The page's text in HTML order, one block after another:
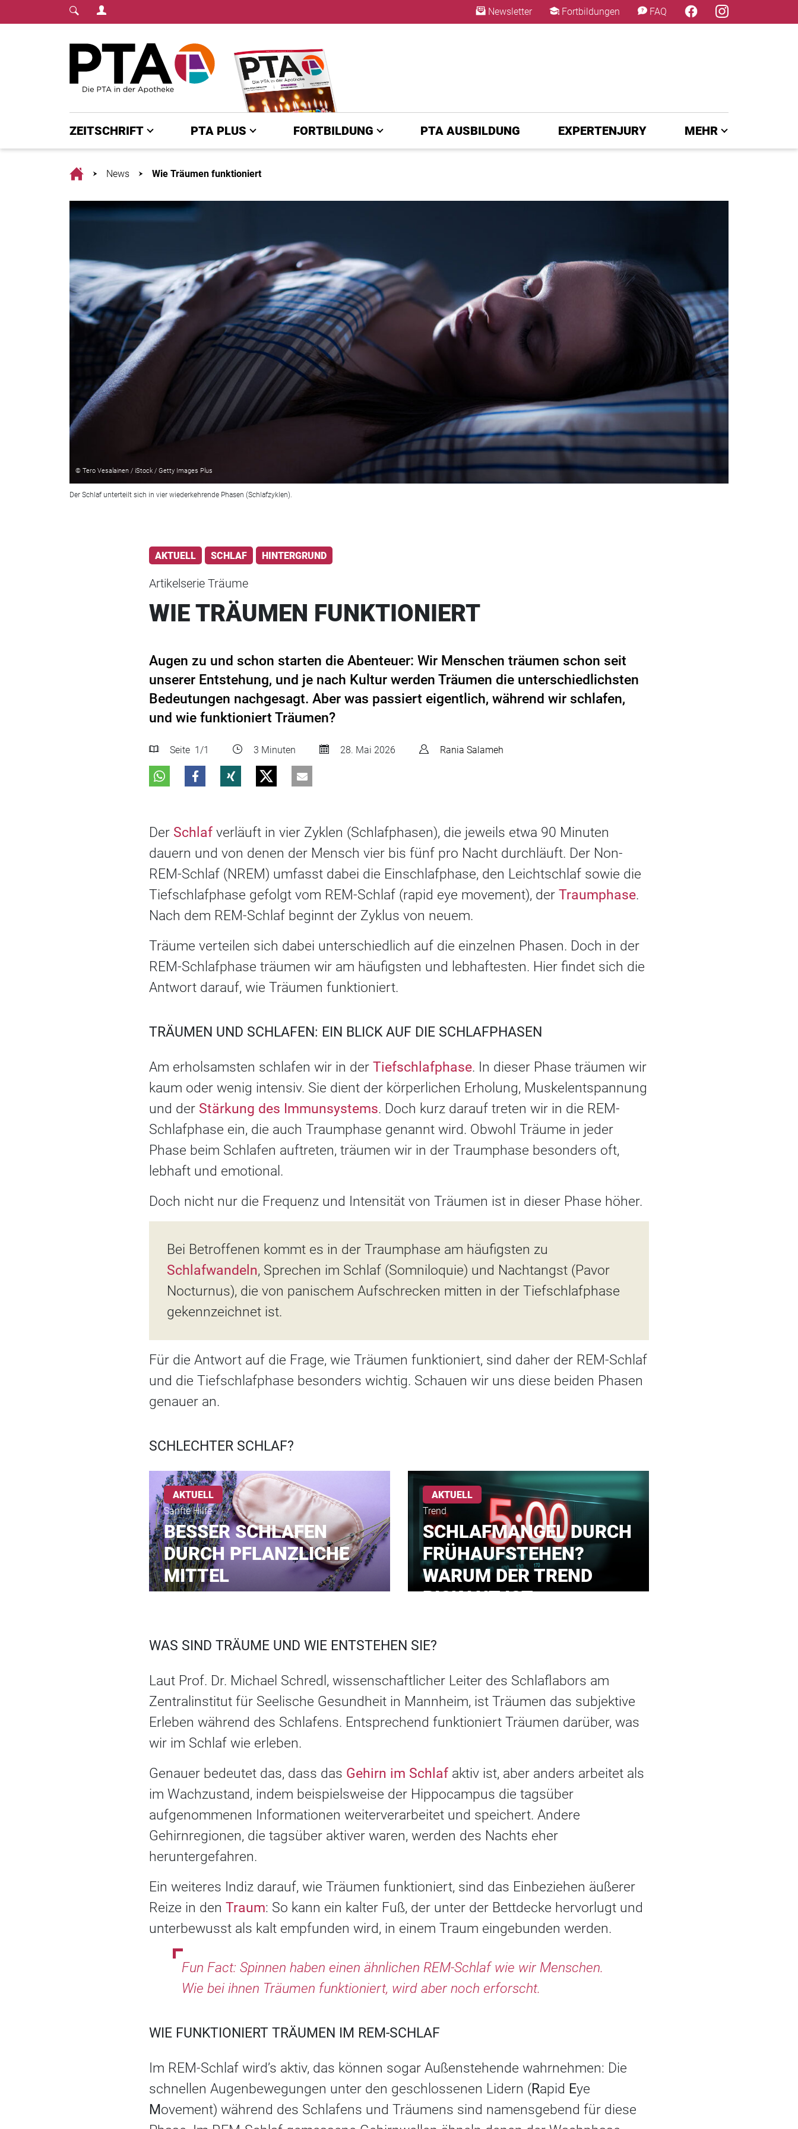
Login Menu Newsletter Fortbildungen FAQ
ZEITSCHRIFT PTA PLUS FORTBILDUNG PTA AUSBILDUNG EXPERTENJURY MEHR
HomeNews Wie Träumen funktioniert
© Tero Vesalainen / iStock / Getty Images Plus
Der Schlaf unterteilt sich in vier wiederkehrende Phasen (Schlafzyklen).
AKTUELL SCHLAF HINTERGRUND
Artikelserie Träume
WIE TRÄUMEN FUNKTIONIERT
Augen zu und schon starten die Abenteuer: Wir Menschen träumen schon seit
unserer Entstehung, und je nach Kultur werden Träumen die unterschiedlichsten
Bedeutungen nachgesagt. Aber was passiert eigentlich, während wir schlafen,
und wie funktioniert Träumen?
Seite 1 /1 3 Minuten 28. Mai 2026 Rania Salameh
Der Schlaf verläuft in vier Zyklen (Schlafphasen), die jeweils etwa 90 Minuten
dauern und von denen der Mensch vier bis fünf pro Nacht durchläuft. Der Non-
REM-Schlaf (NREM) umfasst dabei die Einschlafphase, den Leichtschlaf sowie die
Tiefschlafphase gefolgt vom REM-Schlaf (rapid eye movement), der Traumphase.
Nach dem REM-Schlaf beginnt der Zyklus von neuem.
Träume verteilen sich dabei unterschiedlich auf die einzelnen Phasen. Doch in der
REM-Schlafphase träumen wir am häufigsten und lebhaftesten. Hier findet sich die
Antwort darauf, wie Träumen funktioniert.
TRÄUMEN UND SCHLAFEN: EIN BLICK AUF DIE SCHLAFPHASEN
Am erholsamsten schlafen wir in der Tiefschlafphase. In dieser Phase träumen wir
kaum oder wenig intensiv. Sie dient der körperlichen Erholung, Muskelentspannung
und der Stärkung des Immunsystems. Doch kurz darauf treten wir in die REM-
Schlafphase ein, die auch Traumphase genannt wird. Obwohl Träume in jeder
Phase beim Schlafen auftreten, träumen wir in der Traumphase besonders oft,
lebhaft und emotional.
Doch nicht nur die Frequenz und Intensität von Träumen ist in dieser Phase höher.
Bei Betroffenen kommt es in der Traumphase am häufigsten zu
Schlafwandeln, Sprechen im Schlaf (Somniloquie) und Nachtangst (Pavor
Nocturnus), die von panischem Aufschrecken mitten in der Tiefschlafphase
gekennzeichnet ist.
Für die Antwort auf die Frage, wie Träumen funktioniert, sind daher der REM-Schlaf
und die Tiefschlafphase besonders wichtig. Schauen wir uns diese beiden Phasen
genauer an.
SCHLECHTER SCHLAF?
AKTUELL
Sanfte Hilfe
BESSER SCHLAFEN
DURCH PFLANZLICHE
MITTEL
AKTUELL
Trend
SCHLAFMANGEL DURCH
FRÜHAUFSTEHEN?
WARUM DER TREND
RISKANT IST
WAS SIND TRÄUME UND WIE ENTSTEHEN SIE?
Laut Prof. Dr. Michael Schredl, wissenschaftlicher Leiter des Schlaflabors am
Zentralinstitut für Seelische Gesundheit in Mannheim, ist Träumen das subjektive
Erleben während des Schlafens. Entsprechend funktioniert Träumen darüber, was
wir im Schlaf wie erleben.
Genauer bedeutet das, dass das Gehirn im Schlaf aktiv ist, aber anders arbeitet als
im Wachzustand, indem beispielsweise der Hippocampus die tagsüber
aufgenommenen Informationen weiterverarbeitet und speichert. Andere
Gehirnregionen, die tagsüber aktiver waren, werden des Nachts eher
heruntergefahren.
Ein weiteres Indiz darauf, wie Träumen funktioniert, sind das Einbeziehen äußerer
Reize in den Traum: So kann ein kalter Fuß, der unter der Bettdecke hervorlugt und
unterbewusst als kalt empfunden wird, in einem Traum eingebunden werden.
Fun Fact: Spinnen haben einen ähnlichen REM-Schlaf wie wir Menschen.
Wie bei ihnen Träumen funktioniert, wird aber noch erforscht.
WIE FUNKTIONIERT TRÄUMEN IM REM-SCHLAF
Im REM-Schlaf wird’s aktiv, das können sogar Außenstehende wahrnehmen: Die
schnellen Augenbewegungen unter den geschlossenen Lidern (Rapid Eye
Movement) während des Schlafens und Träumens sind namensgebend für diese
×